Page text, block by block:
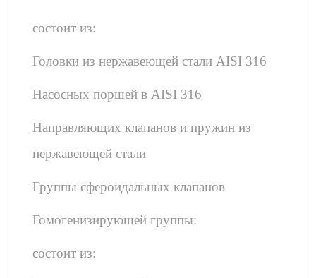
состоит из:
Головки из нержавеющей стали AISI 316
Насосных поршей в AISI 316
Направляющих клапанов и пружин из
нержавеющей стали
Группы сфероидальных клапанов
Гомогенизирующей группы:
состоит из: